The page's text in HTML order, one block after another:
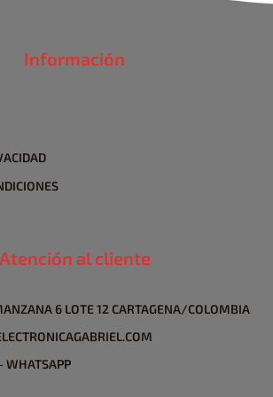
Información
Atención al cliente
6 LOTE 12 CARTAGENA/COLOMBIA